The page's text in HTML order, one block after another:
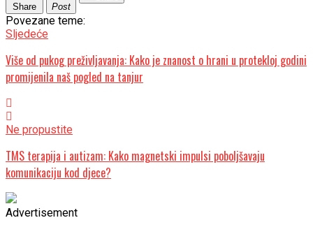
Share Post
Povezane teme:
Sljedeće
Više od pukog preživljavanja: Kako je znanost o hrani u protekloj godini
promijenila naš pogled na tanjur
Ne propustite
TMS terapija i autizam: Kako magnetski impulsi poboljšavaju
komunikaciju kod djece?
Advertisement